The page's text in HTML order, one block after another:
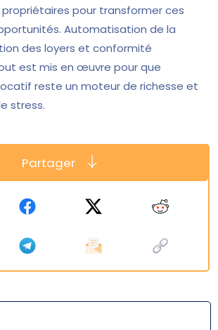
pour transformer ces
Automatisation de la
des loyers et conformité
est mis en œuvre pour que
reste un moteur de richesse et
stress.
Partager